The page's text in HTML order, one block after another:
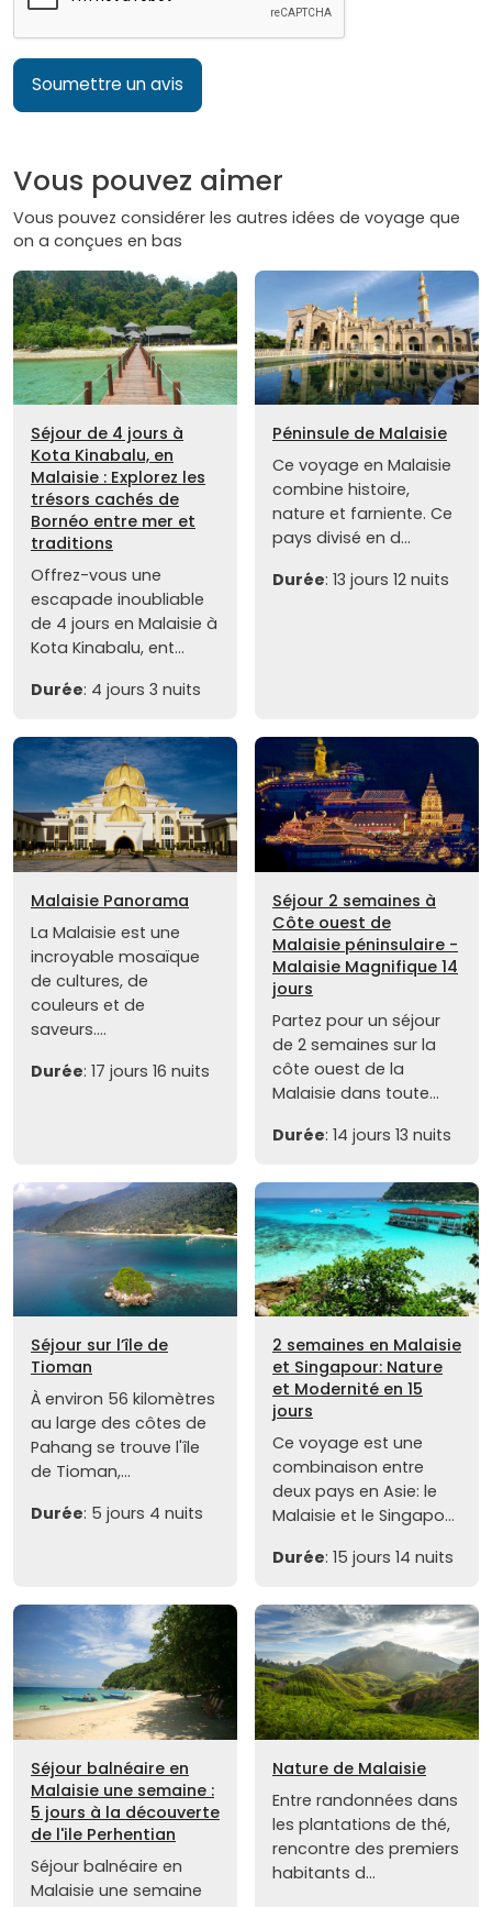
Soumettre un avis
Vous pouvez aimer
Vous pouvez considérer les autres idées de voyage que
on a conçues en bas
Séjour de 4 jours à
Kota Kinabalu, en
Malaisie : Explorez les
trésors cachés de
Bornéo entre mer et
traditions
Offrez-vous une
escapade inoubliable
de 4 jours en Malaisie à
Kota Kinabalu, ent...
Durée: 4 jours 3 nuits
Péninsule de Malaisie
Ce voyage en Malaisie
combine histoire,
nature et farniente. Ce
pays divisé en d...
Durée: 13 jours 12 nuits
Malaisie Panorama
La Malaisie est une
incroyable mosaïque
de cultures, de
couleurs et de
saveurs....
Durée: 17 jours 16 nuits
Séjour 2 semaines à
Côte ouest de
Malaisie péninsulaire -
Malaisie Magnifique 14
jours
Partez pour un séjour
de 2 semaines sur la
côte ouest de la
Malaisie dans toute...
Durée: 14 jours 13 nuits
Séjour sur l’île de
Tioman
À environ 56 kilomètres
au large des côtes de
Pahang se trouve l'île
de Tioman,...
Durée: 5 jours 4 nuits
2 semaines en Malaisie
et Singapour: Nature
et Modernité en 15
jours
Ce voyage est une
combinaison entre
deux pays en Asie: le
Malaisie et le Singapo...
Durée: 15 jours 14 nuits
Séjour balnéaire en
Malaisie une semaine :
5 jours à la découverte
de l'ile Perhentian
Séjour balnéaire en
Malaisie une semaine
Nature de Malaisie
Entre randonnées dans
les plantations de thé,
rencontre des premiers
habitants d...